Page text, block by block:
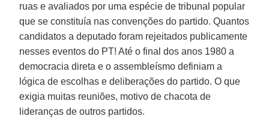
ruas e avaliados por uma espécie de tribunal popular
que se constituía nas convenções do partido. Quantos
candidatos a deputado foram rejeitados publicamente
nesses eventos do PT! Até o final dos anos 1980 a
democracia direta e o assembleísmo definiam a
lógica de escolhas e deliberações do partido. O que
exigia muitas reuniões, motivo de chacota de
lideranças de outros partidos.